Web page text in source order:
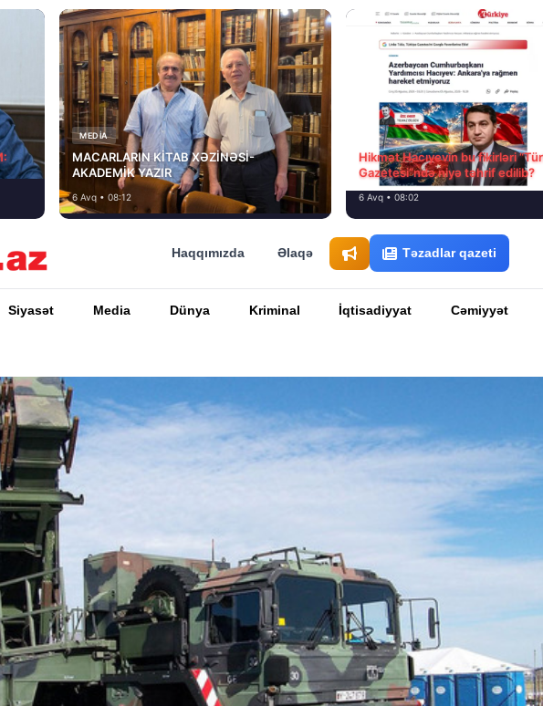
MEDİA
MACARLARIN KİTAB XƏZİNƏSİ-
AKADEMİK YAZIR
6 Avq • 08:12
Hikmət Hacıyevin bu fikirləri
Gazetesi”ndə niyə təhrif edilib?
6 Avq • 08:02
Haqqımızda Əlaqə Təzadlar qazeti
Siyasət Media Dünya Kriminal İqtisadiyyat Cəmiyyət